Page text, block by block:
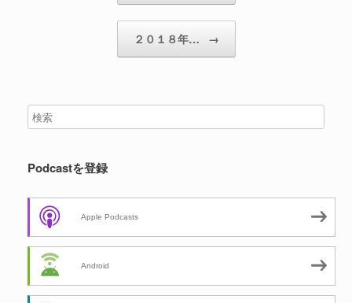
２０１８年… →
Podcastを登録
Apple Podcasts
Android